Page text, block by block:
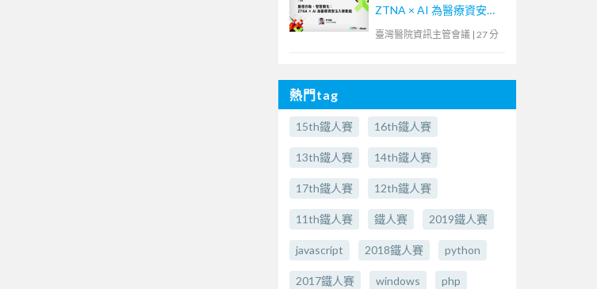
ZTNA × AI 為醫療資安注
入新動能
臺灣醫院資訊主管會議 | 27 分
熱門tag
15th鐵人賽 16th鐵人賽
13th鐵人賽 14th鐵人賽
17th鐵人賽 12th鐵人賽
11th鐵人賽 鐵人賽 2019鐵人賽
javascript 2018鐵人賽 python
2017鐵人賽 windows php